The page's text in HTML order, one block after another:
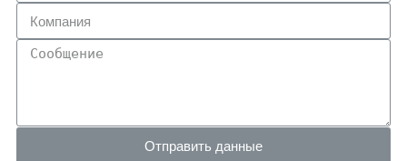
Отправить данные